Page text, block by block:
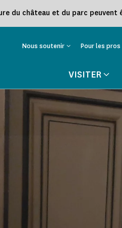
du château et du parc peuvent
Nous soutenir Pour les pros
VISITER